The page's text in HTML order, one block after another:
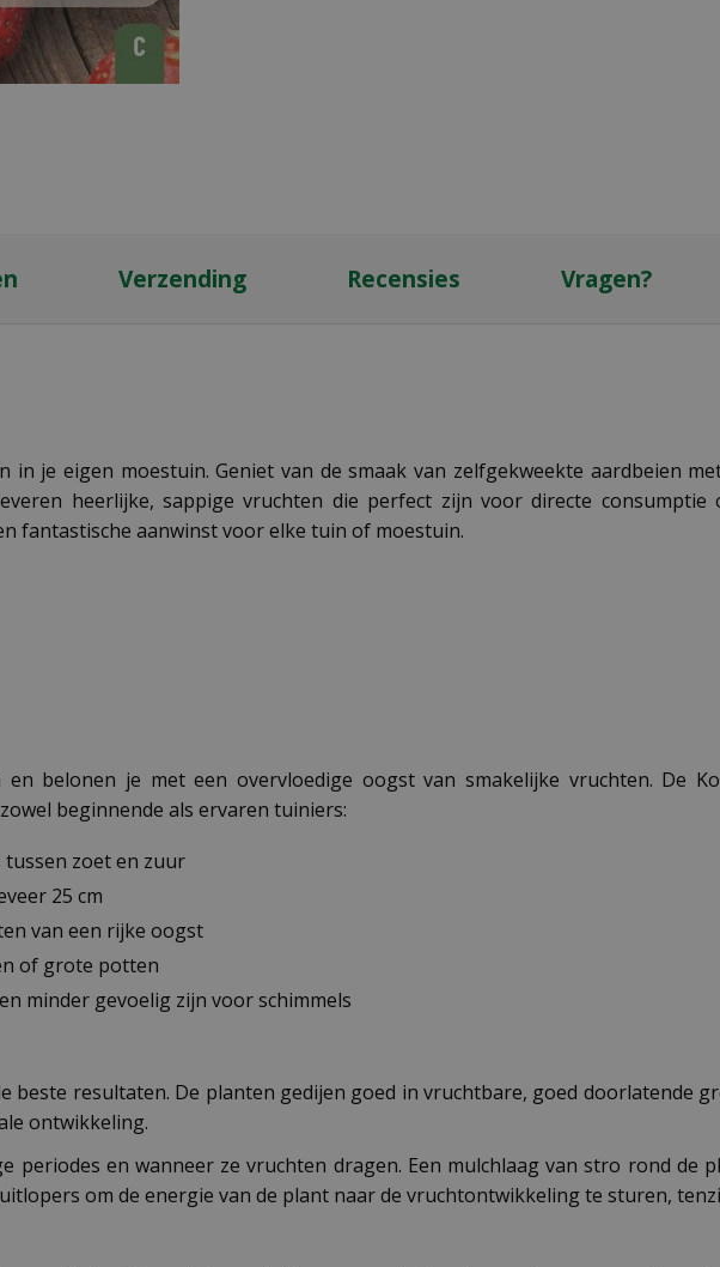
Verzending Recensies Vragen?
je eigen moestuin. Geniet van de smaak van zelfgekweekte aardbeien
heerlijke, sappige vruchten die perfect zijn voor directe
fantastische aanwinst voor elke tuin of moestuin.
belonen je met een overvloedige oogst van smakelijke vruchten. De
beginnende als ervaren tuiniers:
zoet en zuur
25 cm
van een rijke oogst
of grote potten
minder gevoelig zijn voor schimmels
beste resultaten. De planten gedijen goed in vruchtbare, goed doorlatende
ontwikkeling.
periodes en wanneer ze vruchten dragen. Een mulchlaag van stro rond de
om de energie van de plant naar de vruchtontwikkeling te sturen,